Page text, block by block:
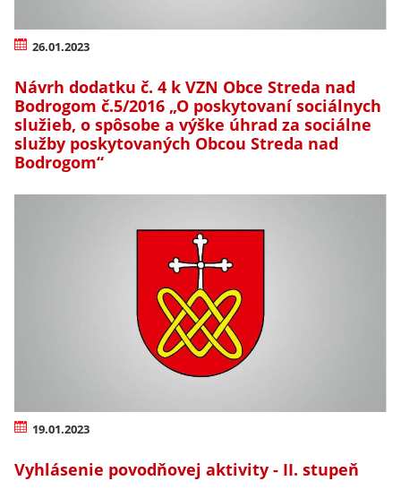
26.01.2023
Návrh dodatku č. 4 k VZN Obce Streda nad
Bodrogom č.5/2016 „O poskytovaní sociálnych
služieb, o spôsobe a výške úhrad za sociálne
služby poskytovaných Obcou Streda nad
Bodrogom“
19.01.2023
Vyhlásenie povodňovej aktivity - II. stupeň